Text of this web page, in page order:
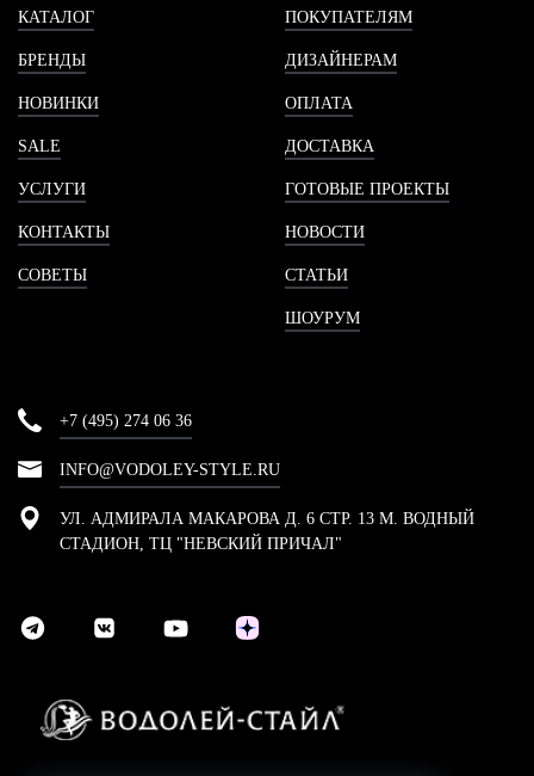
КАТАЛОГ
БРЕНДЫ
НОВИНКИ
SALE
УСЛУГИ
КОНТАКТЫ
СОВЕТЫ
ПОКУПАТЕЛЯМ
ДИЗАЙНЕРАМ
ОПЛАТА
ДОСТАВКА
ГОТОВЫЕ ПРОЕКТЫ
НОВОСТИ
СТАТЬИ
ШОУРУМ
+7 (495) 274 06 36
INFO@VODOLEY-STYLE.RU
УЛ. АДМИРАЛА МАКАРОВА Д. 6 СТР. 13 М. ВОДНЫЙ
СТАДИОН, ТЦ "НЕВСКИЙ ПРИЧАЛ"